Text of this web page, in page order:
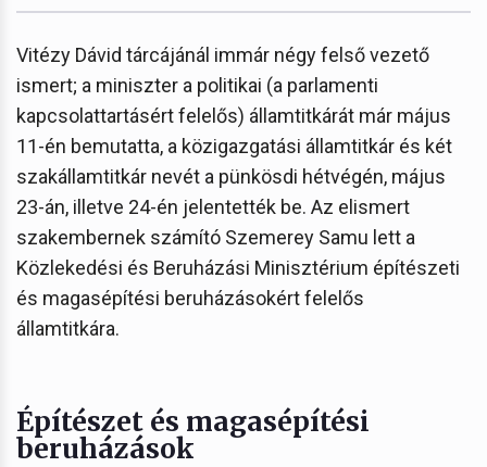
Vitézy Dávid tárcájánál immár négy felső vezető
ismert; a miniszter a politikai (a parlamenti
kapcsolattartásért felelős) államtitkárát már május
11-én bemutatta, a közigazgatási államtitkár és két
szakállamtitkár nevét a pünkösdi hétvégén, május
23-án, illetve 24-én jelentették be. Az elismert
szakembernek számító Szemerey Samu lett a
Közlekedési és Beruházási Minisztérium építészeti
és magasépítési beruházásokért felelős
államtitkára.
Építészet és magasépítési
beruházások